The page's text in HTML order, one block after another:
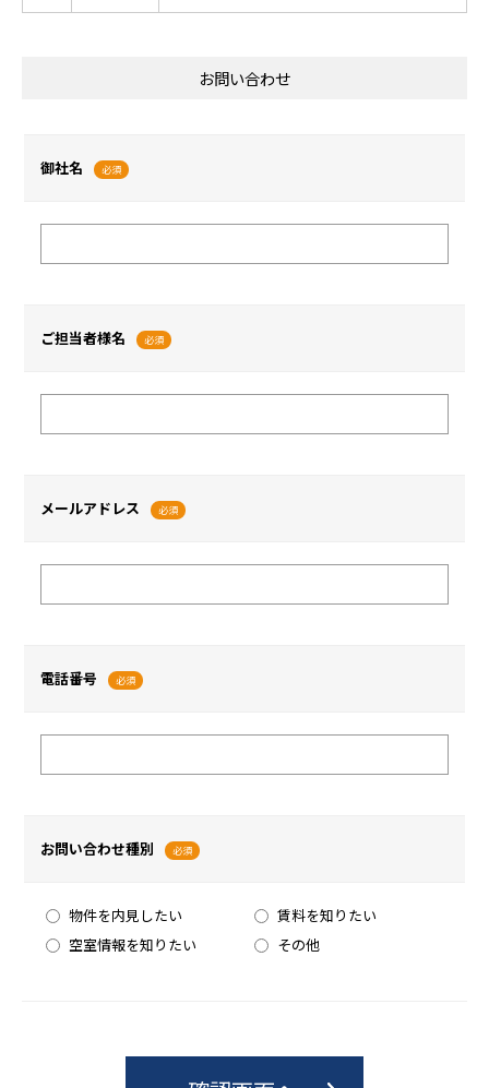
お問い合わせ
御社名 必須
ご担当者様名 必須
メールアドレス 必須
電話番号 必須
お問い合わせ種別 必須
物件を内見したい
賃料を知りたい
空室情報を知りたい
その他